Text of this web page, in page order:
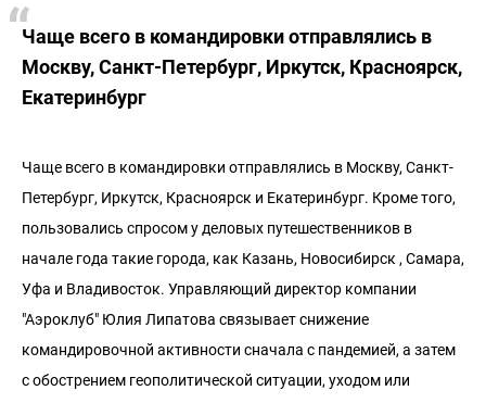
Чаще всего в командировки отправлялись в
Москву, Санкт-Петербург, Иркутск, Красноярск,
Екатеринбург
Чаще всего в командировки отправлялись в Москву, Санкт-
Петербург, Иркутск, Красноярск и Екатеринбург. Кроме того,
пользовались спросом у деловых путешественников в
начале года такие города, как Казань, Новосибирск , Самара,
Уфа и Владивосток. Управляющий директор компании
"Аэроклуб" Юлия Липатова связывает снижение
командировочной активности сначала с пандемией, а затем
с обострением геополитической ситуации, уходом или